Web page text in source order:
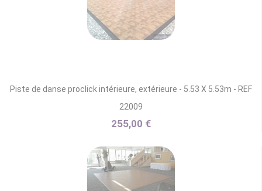
Piste de danse proclick intérieure, extérieure - 5.53 X 5.53m - REF
22009
255,00 €